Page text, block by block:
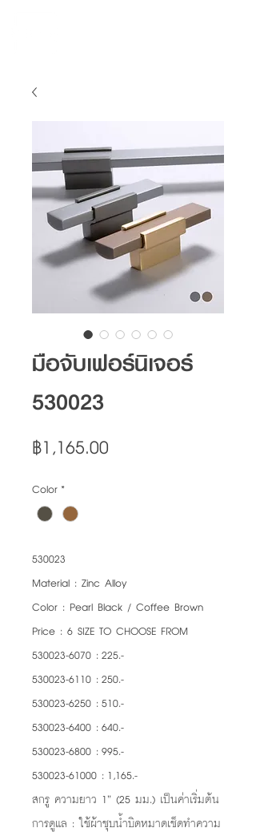
มือจับเฟอร์นิเจอร์
530023
฿1,165.00
Color*
530023
Material : Zinc Alloy
Color : Pearl Black / Coffee Brown
Price : 6 SIZE TO CHOOSE FROM
530023-6070 : 225.-
530023-6110 : 250.-
530023-6250 : 510.-
530023-6400 : 640.-
530023-6800 : 995.-
530023-61000 : 1,165.-
สกรู ความยาว 1” (25 มม.) เป็นค่าเริ่มต้น
การดูแล : ใช้ผ้าชุบน้ำบิดหมาดเช็ดทำความ